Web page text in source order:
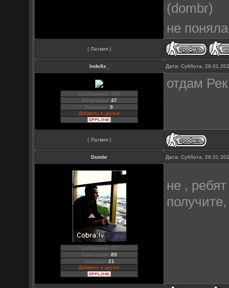
(dombr)
не
( Латвия )
Indefix_ Дата: Суббота,
Сообщений: 285
Репутация: 47
Награды:9
Добавить в друзья
отдам
( Латвия )
Dombr Дата: Суббота,
Сообщений: 827
Репутация: 89
Награды:21
Добавить в друзья
не ,